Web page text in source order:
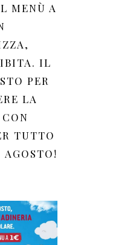
MENÙ A
IL
PER
LA
TUTTO